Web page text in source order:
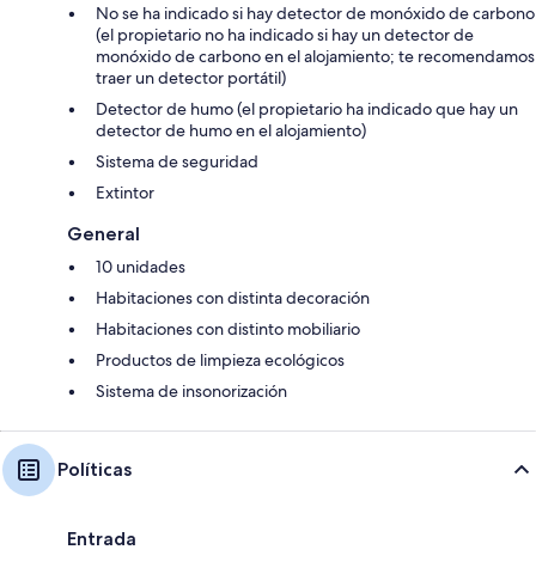
No se ha indicado si hay detector de monóxido de carbono
(el propietario no ha indicado si hay un detector de
monóxido de carbono en el alojamiento; te recomendamos
traer un detector portátil)
Detector de humo (el propietario ha indicado que hay un
detector de humo en el alojamiento)
Sistema de seguridad
Extintor
General
10 unidades
Habitaciones con distinta decoración
Habitaciones con distinto mobiliario
Productos de limpieza ecológicos
Sistema de insonorización
Políticas
Entrada